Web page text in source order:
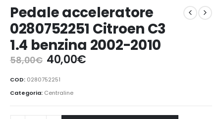
Pedale acceleratore
0280752251 Citroen C3
1.4 benzina 2002-2010
58,00€ Il
prezzo
originale
era:
58,00€.
40,00€Il
40,00€.
COD: 0280752251
Categoria: Centraline